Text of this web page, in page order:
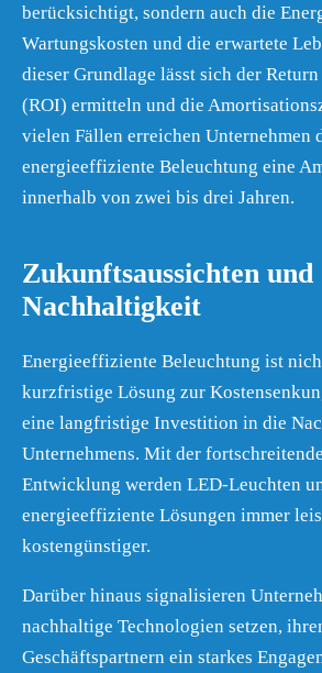
berücksichtigt, sondern auch die
Wartungskosten und die erwartete
dieser Grundlage lässt sich der
(ROI) ermitteln und die
vielen Fällen erreichen Unternehmen
energieeffiziente Beleuchtung eine
innerhalb von zwei bis drei Jahren.
Zukunftsaussichten und
Nachhaltigkeit
Energieeffiziente Beleuchtung ist
kurzfristige Lösung zur
eine langfristige Investition in die
Unternehmens. Mit der
Entwicklung werden LED-Leuchten
energieeffiziente Lösungen immer
kostengünstiger.
Darüber hinaus signalisieren
nachhaltige Technologien setzen,
Geschäftspartnern ein starkes